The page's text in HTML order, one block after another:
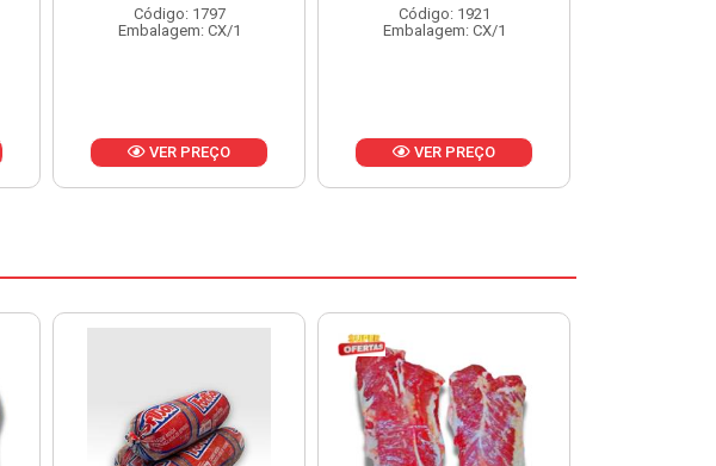
Código: 1921
Embalagem: CX/1
VER PREÇO
Código: 6958
Embalagem: CX/1
VER PREÇO